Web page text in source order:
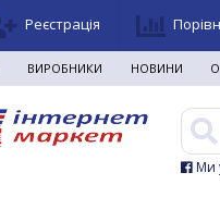
Реєстрація
ВИРОБНИКИ НОВИНИ
Ми